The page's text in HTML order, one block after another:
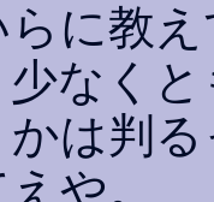
らに教
少なく
かは判
や。